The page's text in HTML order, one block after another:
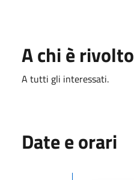
A chi è rivolto
A tutti gli interessati.
Date e orari